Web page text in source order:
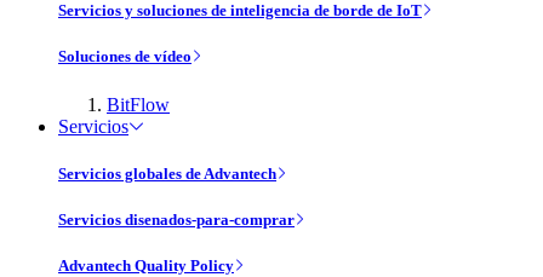
Servicios y soluciones de inteligencia de borde de IoT
Soluciones de vídeo
BitFlow
Servicios
Servicios globales de Advantech
Servicios disenados-para-comprar
Advantech Quality Policy